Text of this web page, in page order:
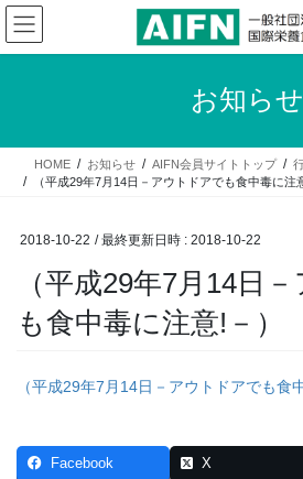
コ
ン
テ
ス
ナ
ビ
ゲ
ン
お知らせ
HOME お知らせ AIFN会員サイトトップ
（平成29年7月14日－アウトドアでも食中毒に注
2018-10-22 / 最終更新日時 : 2018-10-22
（平成29年7月14日
も食中毒に注意!－）
（平成29年7月14日－アウトドアでも食
Facebook X